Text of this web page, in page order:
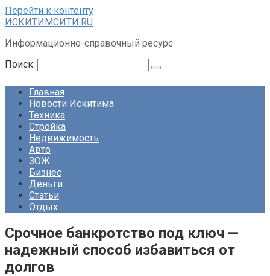
Перейти к контенту
ИСКИТИМСИТИ.RU
Информационно-справочный ресурс
Поиск:
Главная
Новости Искитима
Техника
Стройка
Недвижимость
Авто
ЗОЖ
Бизнес
Деньги
Статьи
Отдых
Срочное банкротство под ключ —
надежный способ избавиться от
долгов